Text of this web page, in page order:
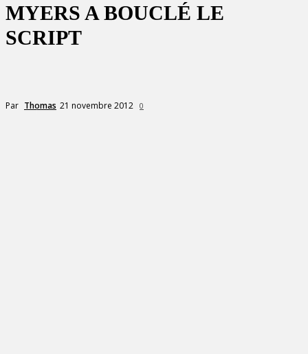
MYERS A BOUCLÉ LE
SCRIPT
Par Thomas 21 novembre 2012 0